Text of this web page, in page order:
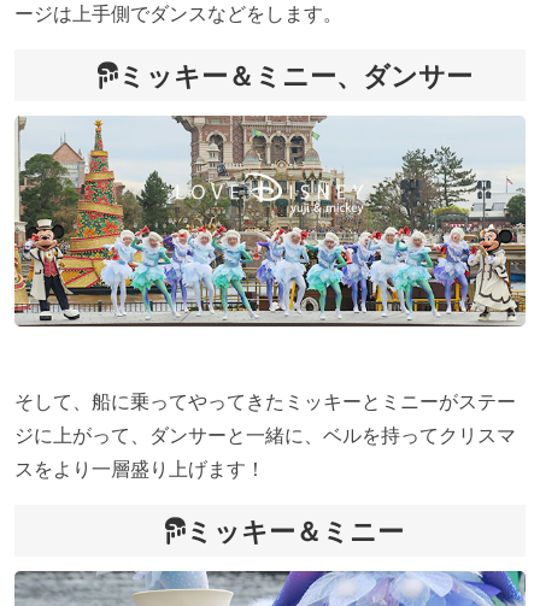
ージは上手側でダンスなどをします。
ミッキー＆ミニー、ダンサー
そして、船に乗ってやってきたミッキーとミニーがステー
ジに上がって、ダンサーと一緒に、ベルを持ってクリスマ
スをより一層盛り上げます！
ミッキー＆ミニー